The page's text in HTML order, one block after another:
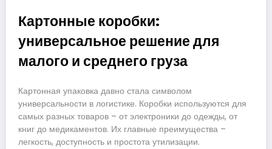
Картонные коробки:
универсальное решение для
малого и среднего груза
Картонная упаковка давно стала символом
универсальности в логистике. Коробки используются для
самых разных товаров – от электроники до одежды, от
книг до медикаментов. Их главные преимущества –
легкость, доступность и простота утилизации.